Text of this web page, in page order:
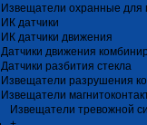
Извещатели охранные
ИК датчики
ИК датчики движения
Датчики движения
Датчики разбития стекла
Извещатели разрушения
Извещатели
Извещатели тревожной